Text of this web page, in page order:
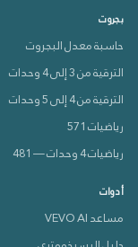
بجروت
حاسبة معدل البجروت
الترقية من 3 إلى 4 وحدات
الترقية من 4 إلى 5 وحدات
رياضيات 571
رياضيات 4 وحدات — 481
أدوات
مساعد VEVO AI